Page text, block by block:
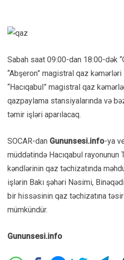
Sabah saat 09:00-dan 18:00-dək
“Abşeron” magistral qaz kəmərləri
“Hacıqabul” magistral qaz
qazpaylama stansiyalarında və
təmir işləri aparılacaq.
SOCAR-dan Gununsesi.info-ya
müddətində Hacıqabul rayonunun
kəndlərinin qaz təchizatında
işlərin Bakı şəhəri Nəsimi,
bir hissəsinin qaz təchizatına
mümkündür.
Gununsesi.info